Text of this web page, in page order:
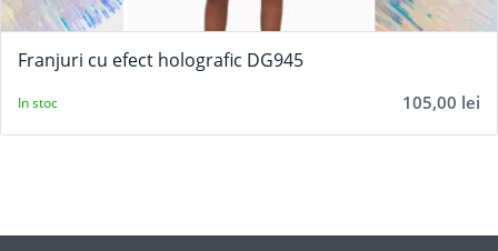
5.00
Franjuri cu efect holografic DG945
105,00 lei
In stoc